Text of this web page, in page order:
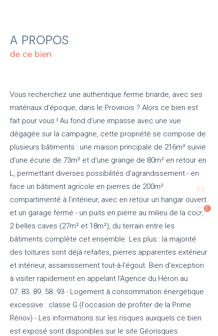
Fr
0
A PROPOS
de ce bien
Vous recherchez une authentique ferme briarde, avec ses
matériaux d'époque, dans le Provinois ? Alors ce bien est
fait pour vous ! Au fond d'une impasse avec une vue
dégagée sur la campagne, cette propriété se compose de
plusieurs bâtiments : une maison principale de 216m² suivie
d'une écurie de 73m² et d'une grange de 80m² en retour en
L, permettant diverses possibilités d'agrandissement - en
face un bâtiment agricole en pierres de 200m²
compartimenté à l'intérieur, avec en retour un hangar ouvert
et un garage fermé - un puits en pierre au milieu de la cour,
2 belles caves (27m² et 18m²), du terrain entre les
bâtiments complète cet ensemble. Les plus : la majorité
des toitures sont déjà refaites, pierres apparentes extérieur
et intérieur, assainissement tout-à-l'égout. Bien d'exception
à visiter rapidement en appelant l'Agence du Héron au
07..83..89..58..93 - Logement à consommation énergétique
excessive : classe G (l'occasion de profiter de la Prime
Rénov) - Les informations sur les risques auxquels ce bien
est exposé sont disponibles sur le site Géorisques.